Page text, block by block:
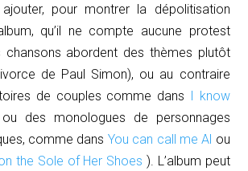
pour montrer la dépolitisation
qu’il ne compte aucune protest
chansons abordent des thèmes plutôt
de Paul Simon), ou au contraire
de couples comme dans I know
des monologues de personnages
comme dans You can call me Al ou
the Sole of Her Shoes ). L’album peut